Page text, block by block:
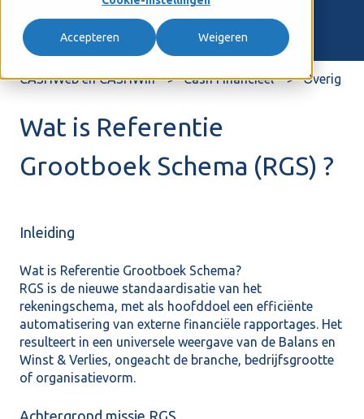
Accepteren Weigeren
CASHWeb en CASHWin Cash Financieel Overig
Wat is Referentie
Grootboek Schema (RGS) ?
Inleiding
Wat is Referentie Grootboek Schema?
RGS is de nieuwe standaardisatie van het
rekeningschema, met als hoofddoel een efficiënte
automatisering van externe financiële rapportages. Het
resulteert in een universele weergave van de Balans en
Winst & Verlies, ongeacht de branche, bedrijfsgrootte
of organisatievorm.
Achtergrond missie RGS